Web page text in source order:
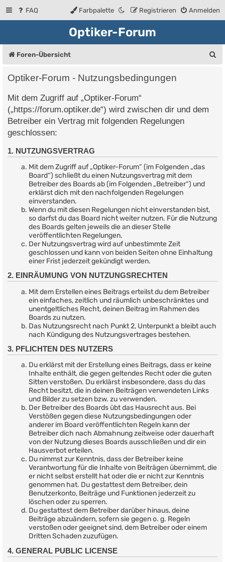
FAQ Anmelden
Registrieren
Farbpalette
Optiker-Forum
Foren-Übersicht
Optiker-Forum - Nutzungsbedingungen
Mit dem Zugriff auf „Optiker-Forum“
(„https://forum.optiker.de“) wird zwischen dir und dem
Betreiber ein Vertrag mit folgenden Regelungen
geschlossen:
1. NUTZUNGSVERTRAG
Mit dem Zugriff auf „Optiker-Forum“ (im Folgenden „das
Board“) schließt du einen Nutzungsvertrag mit dem
Betreiber des Boards ab (im Folgenden „Betreiber“) und
erklärst dich mit den nachfolgenden Regelungen
einverstanden.
Wenn du mit diesen Regelungen nicht einverstanden bist,
so darfst du das Board nicht weiter nutzen. Für die Nutzung
des Boards gelten jeweils die an dieser Stelle
veröffentlichten Regelungen.
Der Nutzungsvertrag wird auf unbestimmte Zeit
geschlossen und kann von beiden Seiten ohne Einhaltung
einer Frist jederzeit gekündigt werden.
2. EINRÄUMUNG VON NUTZUNGSRECHTEN
Mit dem Erstellen eines Beitrags erteilst du dem Betreiber
ein einfaches, zeitlich und räumlich unbeschränktes und
unentgeltliches Recht, deinen Beitrag im Rahmen des
Boards zu nutzen.
Das Nutzungsrecht nach Punkt 2, Unterpunkt a bleibt auch
nach Kündigung des Nutzungsvertrages bestehen.
3. PFLICHTEN DES NUTZERS
Du erklärst mit der Erstellung eines Beitrags, dass er keine
Inhalte enthält, die gegen geltendes Recht oder die guten
Sitten verstoßen. Du erklärst insbesondere, dass du das
Recht besitzt, die in deinen Beiträgen verwendeten Links
und Bilder zu setzen bzw. zu verwenden.
Der Betreiber des Boards übt das Hausrecht aus. Bei
Verstößen gegen diese Nutzungsbedingungen oder
anderer im Board veröffentlichten Regeln kann der
Betreiber dich nach Abmahnung zeitweise oder dauerhaft
von der Nutzung dieses Boards ausschließen und dir ein
Hausverbot erteilen.
Du nimmst zur Kenntnis, dass der Betreiber keine
Verantwortung für die Inhalte von Beiträgen übernimmt, die
er nicht selbst erstellt hat oder die er nicht zur Kenntnis
genommen hat. Du gestattest dem Betreiber, dein
Benutzerkonto, Beiträge und Funktionen jederzeit zu
löschen oder zu sperren.
Du gestattest dem Betreiber darüber hinaus, deine
Beiträge abzuändern, sofern sie gegen o. g. Regeln
verstoßen oder geeignet sind, dem Betreiber oder einem
Dritten Schaden zuzufügen.
4. GENERAL PUBLIC LICENSE